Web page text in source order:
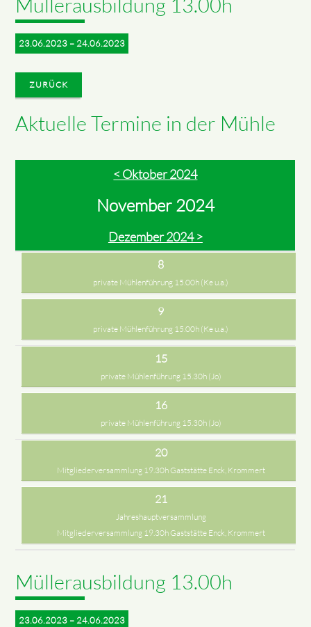
23.06.2023 – 24.06.2023
ZURÜCK
Aktuelle Termine in der Mühle
< Oktober 2024
November 2024
Dezember 2024 >
8
private Mühlenführung 15.00h (Ke u.a.)
9
private Mühlenführung 15.00h (Ke u.a.)
15
private Mühlenführung 15.30h (Jo)
16
private Mühlenführung 15.30h (Jo)
20
Mitgliederversammlung 19.30h Gaststätte Enck, Krommert
21
Jahreshauptversammlung
Mitgliederversammlung 19.30h Gaststätte Enck, Krommert
Müllerausbildung 13.00h
23.06.2023 – 24.06.2023